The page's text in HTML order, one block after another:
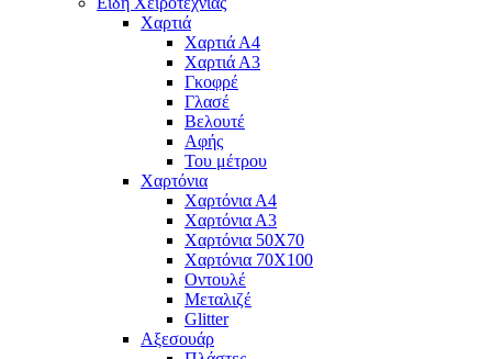
Χαρτιά
Χαρτιά Α4
Χαρτιά Α3
Γκοφρέ
Γλασέ
Βελουτέ
Αφής
Του μέτρου
Χαρτόνια
Χαρτόνια Α4
Χαρτόνια Α3
Χαρτόνια 50Χ70
Χαρτόνια 70Χ100
Οντουλέ
Μεταλιζέ
Glitter
Αξεσουάρ